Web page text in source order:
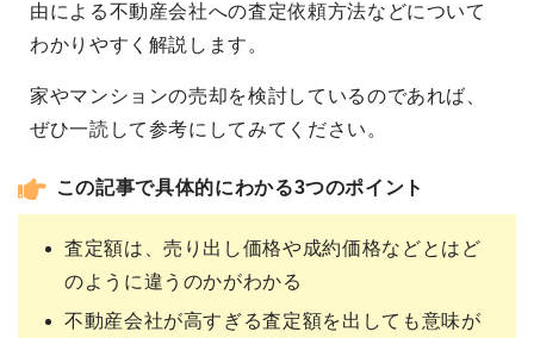
由による不動産会社への査定依頼方法などについて
わかりやすく解説します。
家やマンションの売却を検討しているのであれば、
ぜひ一読して参考にしてみてください。
この記事で具体的にわかる3つのポイント
査定額は、売り出し価格や成約価格などとはど
のように違うのかがわかる
不動産会社が高すぎる査定額を出しても意味が